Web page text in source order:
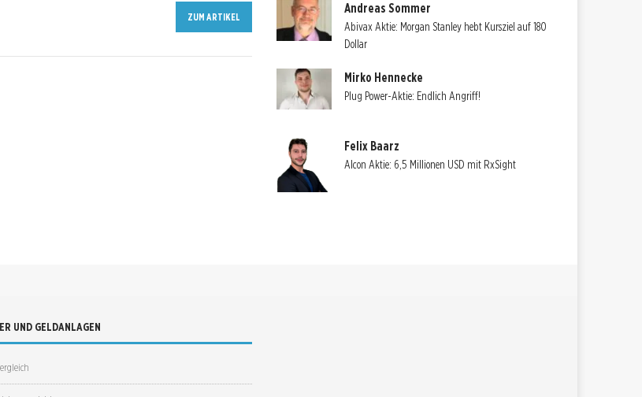
ZUM ARTIKEL
Andreas Sommer
Abivax Aktie: Morgan Stanley hebt Kursziel auf 180
Dollar
Mirko Hennecke
Plug Power-Aktie: Endlich Angriff!
Felix Baarz
Alcon Aktie: 6,5 Millionen USD mit RxSight
UND GELDANLAGEN